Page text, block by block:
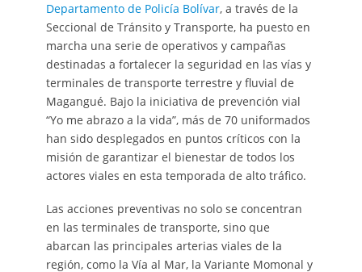
Departamento de Policía Bolívar, a través de la
Seccional de Tránsito y Transporte, ha puesto en
marcha una serie de operativos y campañas
destinadas a fortalecer la seguridad en las vías y
terminales de transporte terrestre y fluvial de
Magangué. Bajo la iniciativa de prevención vial
“Yo me abrazo a la vida”, más de 70 uniformados
han sido desplegados en puntos críticos con la
misión de garantizar el bienestar de todos los
actores viales en esta temporada de alto tráfico.
Las acciones preventivas no solo se concentran
en las terminales de transporte, sino que
abarcan las principales arterias viales de la
región, como la Vía al Mar, la Variante Momonal y